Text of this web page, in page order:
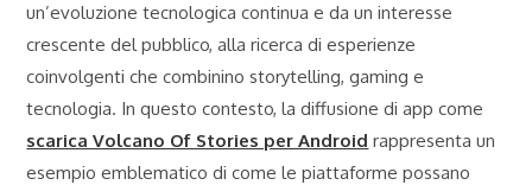
un’evoluzione tecnologica continua e da un interesse
crescente del pubblico, alla ricerca di esperienze
coinvolgenti che combinino storytelling, gaming e
tecnologia. In questo contesto, la diffusione di app come
scarica Volcano Of Stories per Android rappresenta un
esempio emblematico di come le piattaforme possano